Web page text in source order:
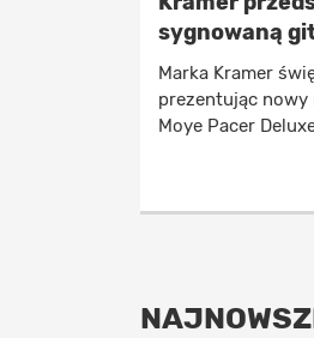
sygnowaną
Marka Kramer
prezentując nowy
Moye Pacer